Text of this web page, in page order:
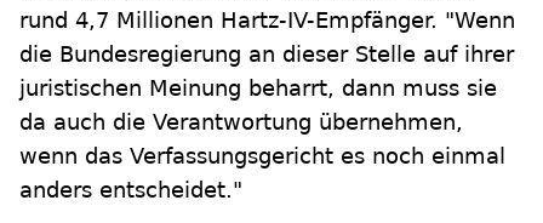
rund 4,7 Millionen Hartz-IV-Empfänger. "Wenn
die Bundesregierung an dieser Stelle auf ihrer
juristischen Meinung beharrt, dann muss sie
da auch die Verantwortung übernehmen,
wenn das Verfassungsgericht es noch einmal
anders entscheidet."